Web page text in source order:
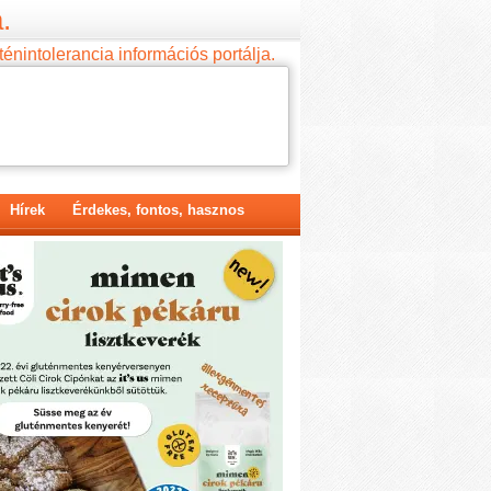
információs portálja.
Hírek Érdekes, fontos, hasznos